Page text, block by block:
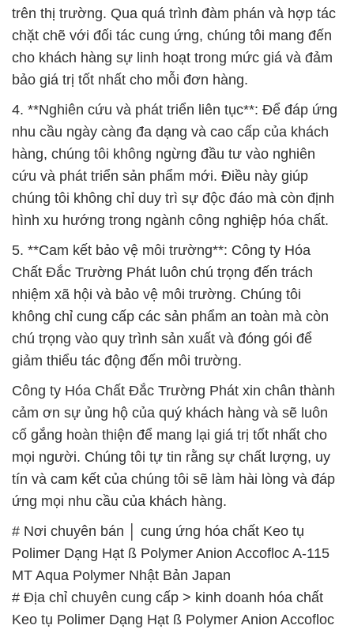
trên thị trường. Qua quá trình đàm phán và hợp tác
chặt chẽ với đối tác cung ứng, chúng tôi mang đến
cho khách hàng sự linh hoạt trong mức giá và đảm
bảo giá trị tốt nhất cho mỗi đơn hàng.
4. **Nghiên cứu và phát triển liên tục**: Để đáp ứng
nhu cầu ngày càng đa dạng và cao cấp của khách
hàng, chúng tôi không ngừng đầu tư vào nghiên
cứu và phát triển sản phẩm mới. Điều này giúp
chúng tôi không chỉ duy trì sự độc đáo mà còn định
hình xu hướng trong ngành công nghiệp hóa chất.
5. **Cam kết bảo vệ môi trường**: Công ty Hóa
Chất Đắc Trường Phát luôn chú trọng đến trách
nhiệm xã hội và bảo vệ môi trường. Chúng tôi
không chỉ cung cấp các sản phẩm an toàn mà còn
chú trọng vào quy trình sản xuất và đóng gói để
giảm thiểu tác động đến môi trường.
Công ty Hóa Chất Đắc Trường Phát xin chân thành
cảm ơn sự ủng hộ của quý khách hàng và sẽ luôn
cố gắng hoàn thiện để mang lại giá trị tốt nhất cho
mọi người. Chúng tôi tự tin rằng sự chất lượng, uy
tín và cam kết của chúng tôi sẽ làm hài lòng và đáp
ứng mọi nhu cầu của khách hàng.
# Nơi chuyên bán │ cung ứng hóa chất Keo tụ
Polimer Dạng Hạt ß Polymer Anion Accofloc A-115
MT Aqua Polymer Nhật Bản Japan
# Địa chỉ chuyên cung cấp > kinh doanh hóa chất
Keo tụ Polimer Dạng Hạt ß Polymer Anion Accofloc